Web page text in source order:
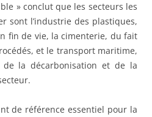
» conclut que les secteurs les
sont l’industrie des plastiques,
fin de vie, la cimenterie, du fait
et le transport maritime,
la décarbonisation et de la
de référence essentiel pour la